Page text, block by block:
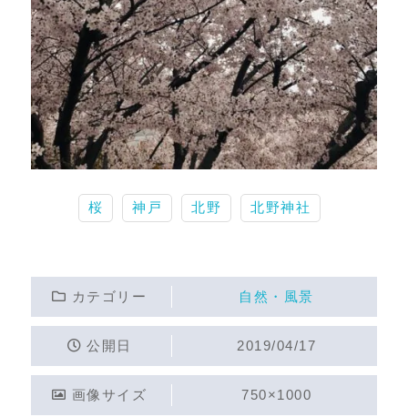
桜 神戸 北野 北野神社
カテゴリー 自然・風景
公開日 2019/04/17
画像サイズ 750×1000